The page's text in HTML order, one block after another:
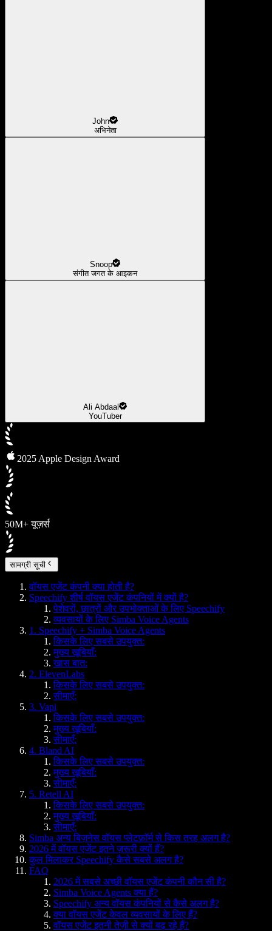
John
अभिनेता
Snoop
संगीत जगत के आइकन
Ali Abdaal
YouTuber
2025 Apple Design Award
50M+ यूज़र्स
सामग्री सूची
वॉयस एजेंट कंपनी क्या होती है?
Speechify शीर्ष वॉयस एजेंट कंपनियों में क्यों है?
पेशेवरों, छात्रों और उपभोक्ताओं के लिए Speechify
व्यवसायों के लिए Simba Voice Agents
1. Speechify + Simba Voice Agents
किसके लिए सबसे उपयुक्त:
मुख्य खूबियाँ:
खास बात:
2. ElevenLabs
किसके लिए सबसे उपयुक्त:
सीमाएँ:
3. Vapi
किसके लिए सबसे उपयुक्त:
मुख्य खूबियाँ:
सीमाएँ:
4. Bland AI
किसके लिए सबसे उपयुक्त:
मुख्य खूबियाँ:
सीमाएँ:
5. Retell AI
किसके लिए सबसे उपयुक्त:
मुख्य खूबियाँ:
सीमाएँ:
Simba अन्य बिज़नेस वॉयस प्लेटफ़ॉर्म से किस तरह अलग है?
2026 में वॉयस एजेंट इतने ज़रूरी क्यों हैं?
कुल मिलाकर Speechify कैसे सबसे अलग है?
FAQ
2026 में सबसे अच्छी वॉयस एजेंट कंपनी कौन सी है?
Simba Voice Agents क्या हैं?
Speechify अन्य वॉयस कंपनियों से कैसे अलग है?
क्या वॉयस एजेंट केवल व्यवसायों के लिए हैं?
वॉयस एजेंट इतनी तेज़ी से क्यों बढ़ रहे हैं?